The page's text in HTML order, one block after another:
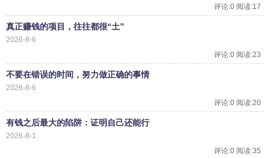
评论:0 阅读:17
真正赚钱的项目，往往都很“土”
2026-8-6
评论:0 阅读:23
不要在错误的时间，努力做正确的事情
2026-8-6
评论:0 阅读:20
有钱之后最大的陷阱：证明自己还能行
2026-8-1
评论:0 阅读:35